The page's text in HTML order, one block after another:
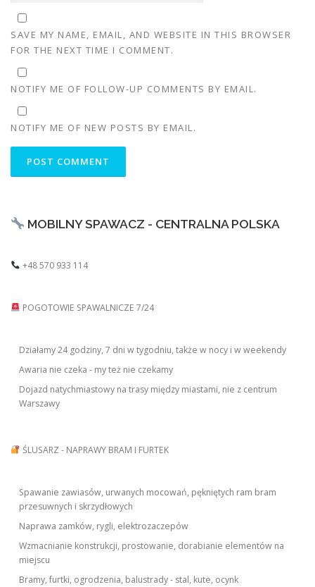
SAVE MY NAME, EMAIL, AND WEBSITE IN THIS BROWSER
FOR THE NEXT TIME I COMMENT.
NOTIFY ME OF FOLLOW-UP COMMENTS BY EMAIL.
NOTIFY ME OF NEW POSTS BY EMAIL.
MOBILNY SPAWACZ - CENTRALNA POLSKA
+48 570 933 114
POGOTOWIE SPAWALNICZE 7/24
Działamy 24 godziny, 7 dni w tygodniu, także w nocy i w weekendy
Awaria nie czeka - my też nie czekamy
Dojazd natychmiastowy na trasy między miastami, nie z centrum
Warszawy
ŚLUSARZ - NAPRAWY BRAM I FURTEK
Spawanie zawiasów, urwanych mocowań, pękniętych ram bram
przesuwnych i skrzydłowych
Naprawa zamków, rygli, elektrozaczepów
Wzmacnianie konstrukcji, prostowanie, dorabianie elementów na
miejscu
Bramy, furtki, ogrodzenia, balustrady - stal, kute, ocynk